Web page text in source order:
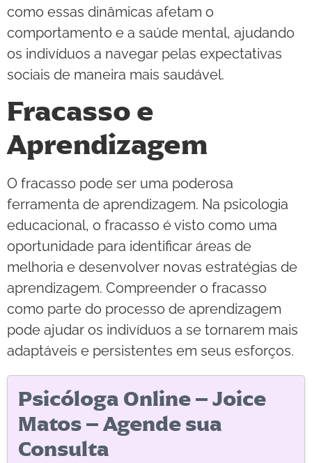
como essas dinâmicas afetam o
comportamento e a saúde mental, ajudando
os indivíduos a navegar pelas expectativas
sociais de maneira mais saudável.
Fracasso e
Aprendizagem
O fracasso pode ser uma poderosa
ferramenta de aprendizagem. Na psicologia
educacional, o fracasso é visto como uma
oportunidade para identificar áreas de
melhoria e desenvolver novas estratégias de
aprendizagem. Compreender o fracasso
como parte do processo de aprendizagem
pode ajudar os indivíduos a se tornarem mais
adaptáveis e persistentes em seus esforços.
Psicóloga Online – Joice
Matos – Agende sua
Consulta